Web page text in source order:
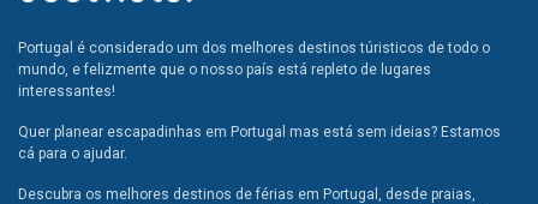
Portugal é considerado um dos melhores destinos túristicos de todo o
mundo, e felizmente que o nosso país está repleto de lugares
interessantes!
Quer planear escapadinhas em Portugal mas está sem ideias? Estamos
cá para o ajudar.
Descubra os melhores destinos de férias em Portugal, desde praias,